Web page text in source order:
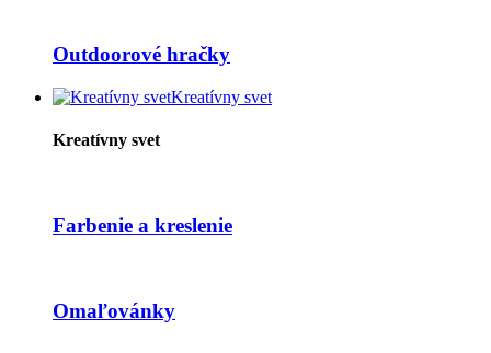
Outdoorové hračky
Kreatívny svet
Kreatívny svet
Farbenie a kreslenie
Omaľovánky